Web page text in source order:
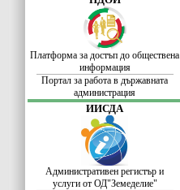
Платформа за достъп до обществена
информация
Портал за работа в държавната
администрация
ИИСДА
Административен регистър и
услуги от ОД"Земеделие"